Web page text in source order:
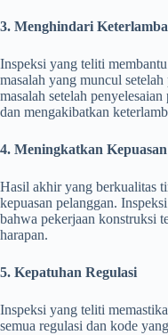
3. Menghindari
Inspeksi yang teliti
masalah yang muncul
masalah setelah
dan mengakibatkan
4. Meningkatkan
Hasil akhir yang berkualitas
kepuasan pelanggan.
bahwa pekerjaan konstruksi
harapan.
5. Kepatuhan Regulasi
Inspeksi yang teliti
semua regulasi dan kode